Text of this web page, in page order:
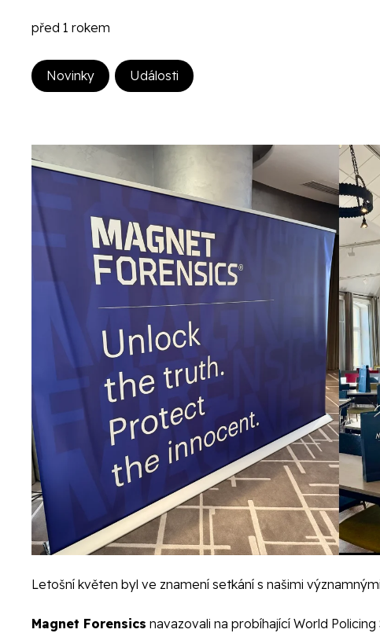
před 1 rokem
Novinky Události
Letošní květen byl ve znamení setkání s našimi
Magnet Forensics navazovali na probíhající World